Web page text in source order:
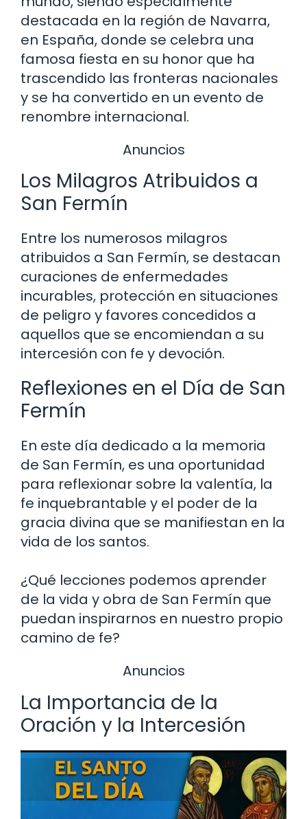
destacada en la región de Navarra,
en España, donde se celebra una
famosa fiesta en su honor que ha
trascendido las fronteras nacionales
y se ha convertido en un evento de
renombre internacional.
Anuncios
Los Milagros Atribuidos a
San Fermín
Entre los numerosos milagros
atribuidos a San Fermín, se destacan
curaciones de enfermedades
incurables, protección en situaciones
de peligro y favores concedidos a
aquellos que se encomiendan a su
intercesión con fe y devoción.
Reflexiones en el Día de San
Fermín
En este día dedicado a la memoria
de San Fermín, es una oportunidad
para reflexionar sobre la valentía, la
fe inquebrantable y el poder de la
gracia divina que se manifiestan en la
vida de los santos.
¿Qué lecciones podemos aprender
de la vida y obra de San Fermín que
puedan inspirarnos en nuestro propio
camino de fe?
Anuncios
La Importancia de la
Oración y la Intercesión